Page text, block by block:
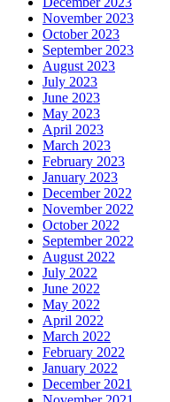
November 2023
October 2023
September 2023
August 2023
July 2023
June 2023
May 2023
April 2023
March 2023
February 2023
January 2023
December 2022
November 2022
October 2022
September 2022
August 2022
July 2022
June 2022
May 2022
April 2022
March 2022
February 2022
January 2022
December 2021